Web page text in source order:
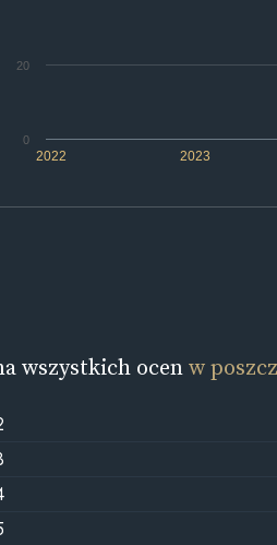
2022 2023
0
20
wszystkich ocenw